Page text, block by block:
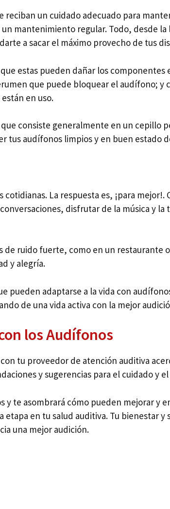
un cuidado adecuado para
mantenimiento regular. Todo, desde la
a sacar el máximo provecho de tus
estas pueden dañar los
que puede bloquear el audífono; y
en uso.
consiste generalmente en un cepillo
tus audífonos limpios y en buen estado
La respuesta es, ¡para mejor!.
disfrutar de la música y la
ruido fuerte, como en un restaurante
y alegría.
pueden adaptarse a la vida con
de una vida activa con la mejor
los Audífonos
tu proveedor de atención auditiva
y sugerencias para el cuidado y
y te asombrará cómo pueden mejorar y
en tu salud auditiva. Tu bienestar y
una mejor audición.